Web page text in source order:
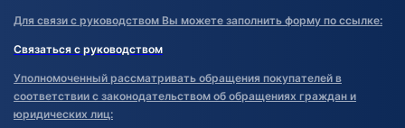
Для связи с руководством Вы можете заполнить форму по ссылке:
Связаться с руководством
Уполномоченный рассматривать обращения покупателей в
соответствии с законодательством об обращениях граждан и
юридических лиц: